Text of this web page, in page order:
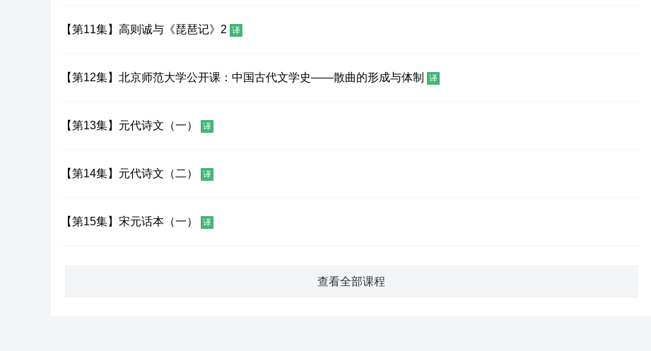
【第11集】高则诚与《琵琶记》2 译
【第12集】北京师范大学公开课：中国古代文学史——散曲的形成与体制 译
【第13集】元代诗文（一） 译
【第14集】元代诗文（二） 译
【第15集】宋元话本（一） 译
查看全部课程